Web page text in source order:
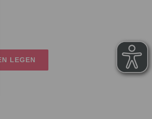
LEGEN